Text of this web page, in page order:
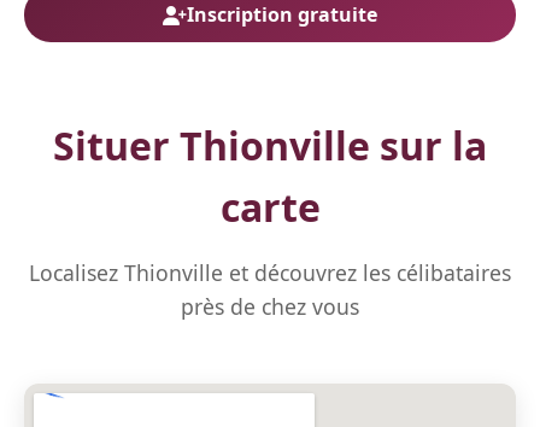
Inscription gratuite
Situer Thionville sur la
carte
Localisez Thionville et découvrez les célibataires
près de chez vous